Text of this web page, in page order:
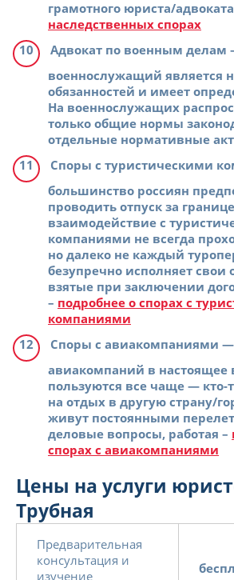
грамотного юриста/
наследственных спорах
Адвокат по военным делам
военнослужащий является
обязанностей и имеет
На военнослужащих
только общие нормы
отдельные нормативные
Споры с туристическими
большинство россиян
проводить отпуск за
взаимодействие с
компаниями не всегда
но далеко не каждый
безупречно исполняет свои
взятые при заключении
– подробнее о спорах с
компаниями
Споры с авиакомпаниями —
авиакомпаний в
пользуются все чаще — кто-
на отдых в другую страну/
живут постоянными
деловые вопросы, работая –
спорах с авиакомпаниями
Цены на услуги
Трубная
Предварительная
консультация и
изучение